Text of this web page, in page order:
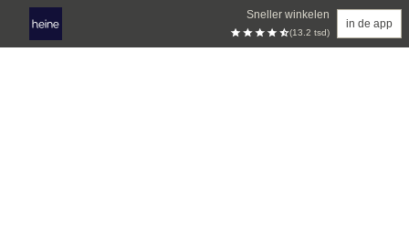
Sneller winkelen
(13.2 tsd)
in de app